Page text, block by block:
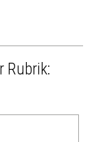
Rubrik: